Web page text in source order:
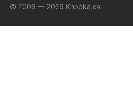
© 2009 — 2026 Knopka.ca